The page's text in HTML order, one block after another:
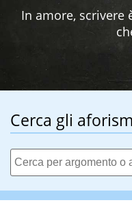
In amore, scrivere
Cerca gli